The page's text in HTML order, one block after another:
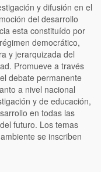
y difusión en el
del desarrollo
esta constituído por
democrático,
y jerarquizada del
Promueve a través
debate permanente
a nivel nacional
y de educación,
en todas las
futuro. Los temas
se inscriben